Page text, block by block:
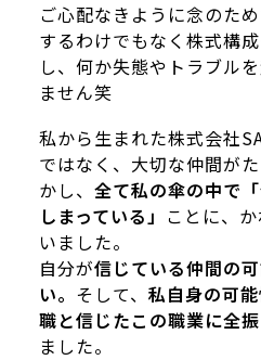
ご心配なきように念のた
するわけでもなく株式構
し、何か失態やトラブル
ません笑
私から生まれた株式会社
ではなく、大切な仲間が
かし、 全て私の傘の中で
しまっている」 ことに、
いました。
自分が信じている仲間の
い。 そして、 私自身の可
職と信じたこの職業に全
ました。